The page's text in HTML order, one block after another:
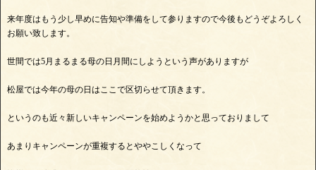
来年度はもう少し早めに告知や準備をして参りますので今後もどうぞよろしく
お願い致します。
世間では5月まるまる母の日月間にしようという声がありますが
松屋では今年の母の日はここで区切らせて頂きます。
というのも近々新しいキャンペーンを始めようかと思っておりまして
あまりキャンペーンが重複するとややこしくなって